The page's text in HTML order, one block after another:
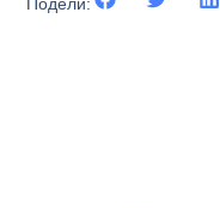
Подели: